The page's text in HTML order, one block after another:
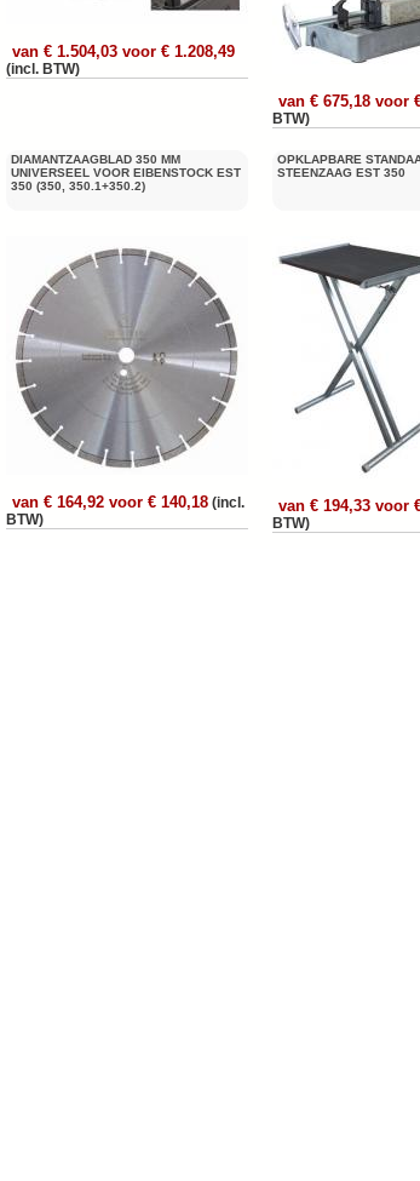
van € 1.504,03 voor € 1.208,49
(incl. BTW)
van € 675,18 voor
BTW)
DIAMANTZAAGBLAD 350 MM
UNIVERSEEL VOOR EIBENSTOCK EST
350 (350, 350.1+350.2)
van € 164,92 voor € 140,18 (incl.
BTW)
OPKLAPBARE
STEENZAAG EST 350
van € 194,33 voor
BTW)